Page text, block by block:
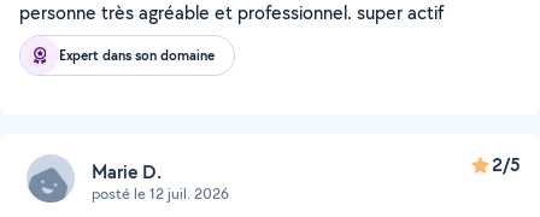
personne très agréable et professionnel. super actif
Expert dans son domaine
Marie D.
posté le 12 juil. 2026
2/5